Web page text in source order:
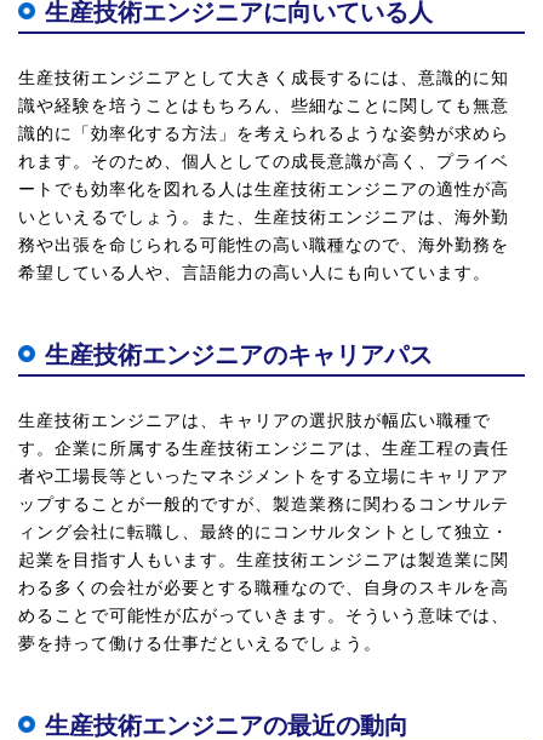
生産技術エンジニアに向いている人
生産技術エンジニアとして大きく成長するには、意識的に知
識や経験を培うことはもちろん、些細なことに関しても無意
識的に「効率化する方法」を考えられるような姿勢が求めら
れます。そのため、個人としての成長意識が高く、プライベ
ートでも効率化を図れる人は生産技術エンジニアの適性が高
いといえるでしょう。また、生産技術エンジニアは、海外勤
務や出張を命じられる可能性の高い職種なので、海外勤務を
希望している人や、言語能力の高い人にも向いています。
生産技術エンジニアのキャリアパス
生産技術エンジニアは、キャリアの選択肢が幅広い職種で
す。企業に所属する生産技術エンジニアは、生産工程の責任
者や工場長等といったマネジメントをする立場にキャリアア
ップすることが一般的ですが、製造業務に関わるコンサルテ
ィング会社に転職し、最終的にコンサルタントとして独立・
起業を目指す人もいます。生産技術エンジニアは製造業に関
わる多くの会社が必要とする職種なので、自身のスキルを高
めることで可能性が広がっていきます。そういう意味では、
夢を持って働ける仕事だといえるでしょう。
生産技術エンジニアの最近の動向